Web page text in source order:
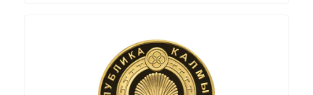
Цена выкупа
Звоните